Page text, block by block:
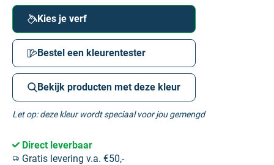
Kies je verf
Bestel een kleurentester
Bekijk producten met deze kleur
Let op: deze kleur wordt speciaal voor jou gemengd
Direct leverbaar
Gratis levering v.a. €50,-